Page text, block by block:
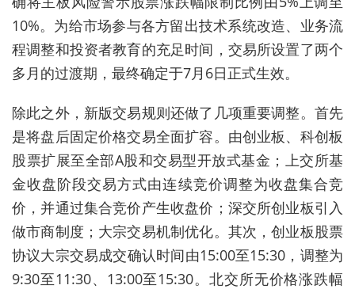
10%。为给市场参与各方留出技术系统改造、业务流
程调整和投资者教育的充足时间，交易所设置了两个
多月的过渡期，最终确定于7月6日正式生效。
除此之外，新版交易规则还做了几项重要调整。首先
是将盘后固定价格交易全面扩容。由创业板、科创板
股票扩展至全部A股和交易型开放式基金；上交所基
金收盘阶段交易方式由连续竞价调整为收盘集合竞
价，并通过集合竞价产生收盘价；深交所创业板引入
做市商制度；大宗交易机制优化。其次，创业板股票
协议大宗交易成交确认时间由15:00至15:30，调整为
9:30至11:30、13:00至15:30。北交所无价格涨跌幅